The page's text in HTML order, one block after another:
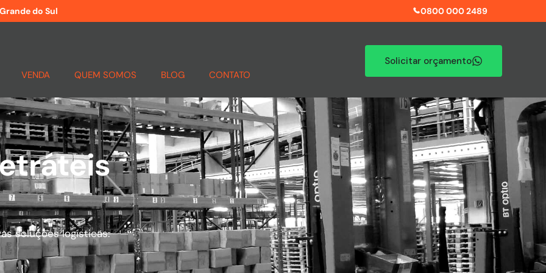
do Sul 0800 000 2489
VENDA QUEM SOMOS BLOG CONTATO
Solicitar orçamento
soluções logísticas.